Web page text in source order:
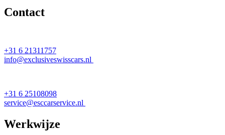
Contact
+31 6 21311757
info@exclusiveswisscars.nl
+31 6 25108098
service@esccarservice.nl
Werkwijze